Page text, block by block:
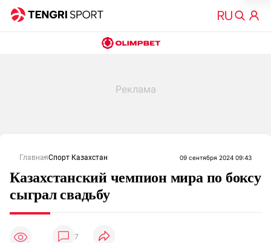
ГлавнаяСпорт Казахстан 09 сентября 2024 09:43
Казахстанский чемпион мира по боксу
сыграл свадьбу
7